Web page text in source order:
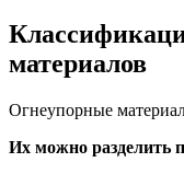
материалов
Огнеупорные
Их можно разделить